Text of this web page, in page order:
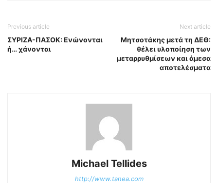
Previous article
ΣΥΡΙΖΑ-ΠΑΣΟΚ: Ενώνονται
ή… χάνονται
Next article
Μητσοτάκης μετά τη ΔΕΘ:
θέλει υλοποίηση των
μεταρρυθμίσεων και άμεσα
αποτελέσματα
Michael Tellides
http://www.tanea.com